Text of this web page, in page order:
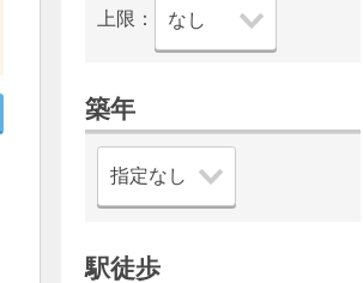
上限：
築年
駅徒歩